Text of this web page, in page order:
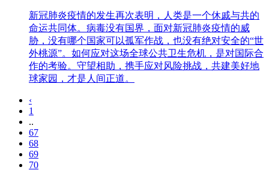
新冠肺炎疫情的发生再次表明，人类是一个休戚与共的
命运共同体。病毒没有国界，面对新冠肺炎疫情的威
胁，没有哪个国家可以孤军作战，也没有绝对安全的“世
外桃源”。如何应对这场全球公共卫生危机，是对国际合
作的考验。守望相助，携手应对风险挑战，共建美好地
球家园，才是人间正道。
‹
1
..
67
68
69
70